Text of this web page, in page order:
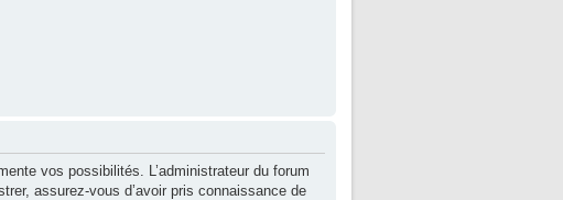
vos possibilités. L’administrateur du forum
assurez-vous d’avoir pris connaissance de